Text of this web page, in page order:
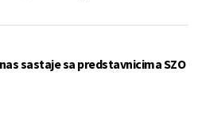
sastaje sa predstavnicima SZO